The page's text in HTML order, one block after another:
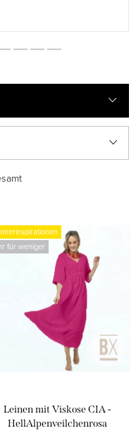
für weniger
Leinen mit Viskose CIA -
HellAlpenveilchenrosa